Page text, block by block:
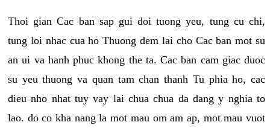
Thoi gian Cac ban sap gui doi tuong yeu, tung cu chi,
tung loi nhac cua ho Thuong dem lai cho Cac ban mot su
an ui va hanh phuc khong the ta. Cac ban cam giac duoc
su yeu thuong va quan tam chan thanh Tu phia ho, cac
dieu nho nhat tuy vay lai chua chua da dang y nghia to
lao. do co kha nang la mot mau om am ap, mot mau vuot